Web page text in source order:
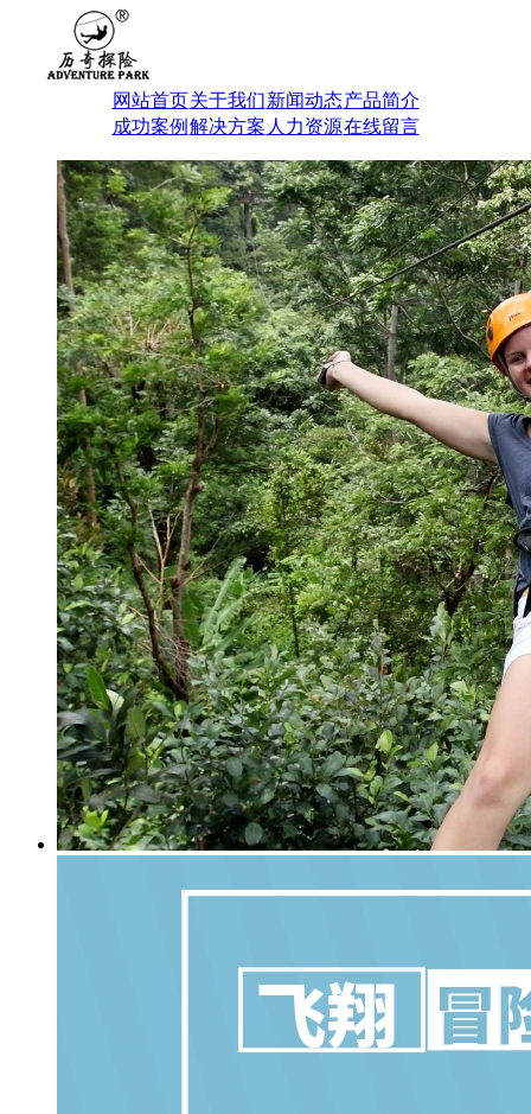
网站首页关于我们新闻动态产品简介
成功案例 解决方案 人力资源在线留言